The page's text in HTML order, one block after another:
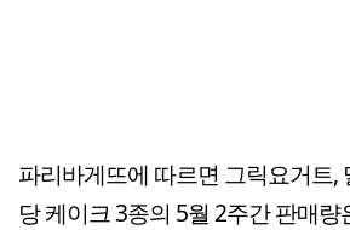
파리바게뜨에 따르면 그릭요거트,
당 케이크 3종의 5월 2주간 판매량